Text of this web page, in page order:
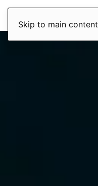
Skip to main content